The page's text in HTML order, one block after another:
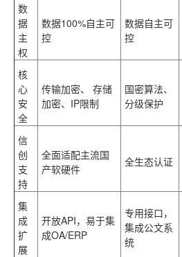
数
据
主
权
数据100%自主可
控
数据自主可
控
核
心
安
全
传输加密、 存储
加密、IP限制
国密算法、
分级保护
信
创
支
持
全面适配主流国
产软硬件
全生态认证
集
成
扩
展
开放API，易于集
成OA/ERP
专用接口，
集成公文系
统